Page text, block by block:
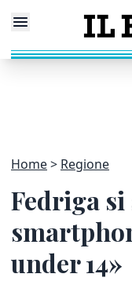
Home Regione
Fedriga si
under 14»